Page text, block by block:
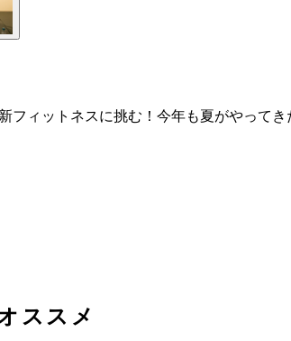
フィットネスに挑む！今年も夏がやって
ススメ